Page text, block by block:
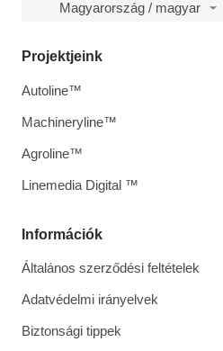
Magyarország / magyar
Információk
Általános szerződési feltételek
Adatvédelmi irányelvek
Biztonsági tippek
Projektjeink
Autoline™
Machineryline™
Agroline™
Linemedia Digital ™